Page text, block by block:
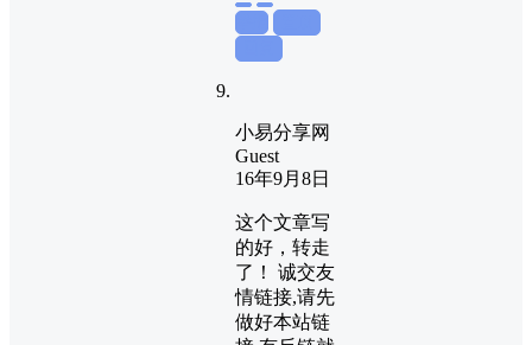
小易分享网
Guest
16年9月8日
这个文章写
的好，转走
了！ 诚交友
情链接,请先
做好本站链